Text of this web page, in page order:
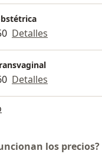
Detalles
Detalles
los precios?